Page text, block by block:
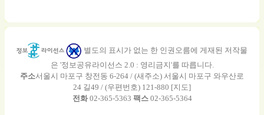
별도의 표시가 없는 한 인권오름에 게재된 저작물
은 '정보공유라이선스 2.0 : 영리금지'를 따릅니다.
주소서울시 마포구 창전동 6-264 / (새주소) 서울시 마포구 와우산로
24 길49 / (우편번호) 121-880 [지도]
전화02-365-5363 팩스02-365-5364